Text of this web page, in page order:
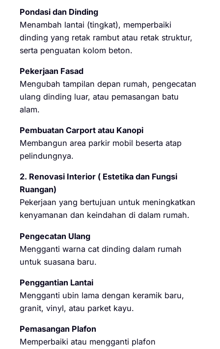
Pondasi dan Dinding
Menambah lantai (tingkat), memperbaiki
dinding yang retak rambut atau retak struktur,
serta penguatan kolom beton.
Pekerjaan Fasad
Mengubah tampilan depan rumah, pengecatan
ulang dinding luar, atau pemasangan batu
alam.
Pembuatan Carport atau Kanopi
Membangun area parkir mobil beserta atap
pelindungnya.
2. Renovasi Interior ( Estetika dan Fungsi
Ruangan)
Pekerjaan yang bertujuan untuk meningkatkan
kenyamanan dan keindahan di dalam rumah.
Pengecatan Ulang
Mengganti warna cat dinding dalam rumah
untuk suasana baru.
Penggantian Lantai
Mengganti ubin lama dengan keramik baru,
granit, vinyl, atau parket kayu.
Pemasangan Plafon
Memperbaiki atau mengganti plafon